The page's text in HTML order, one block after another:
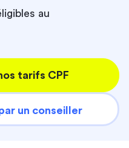
au
tarifs CPF
un conseiller